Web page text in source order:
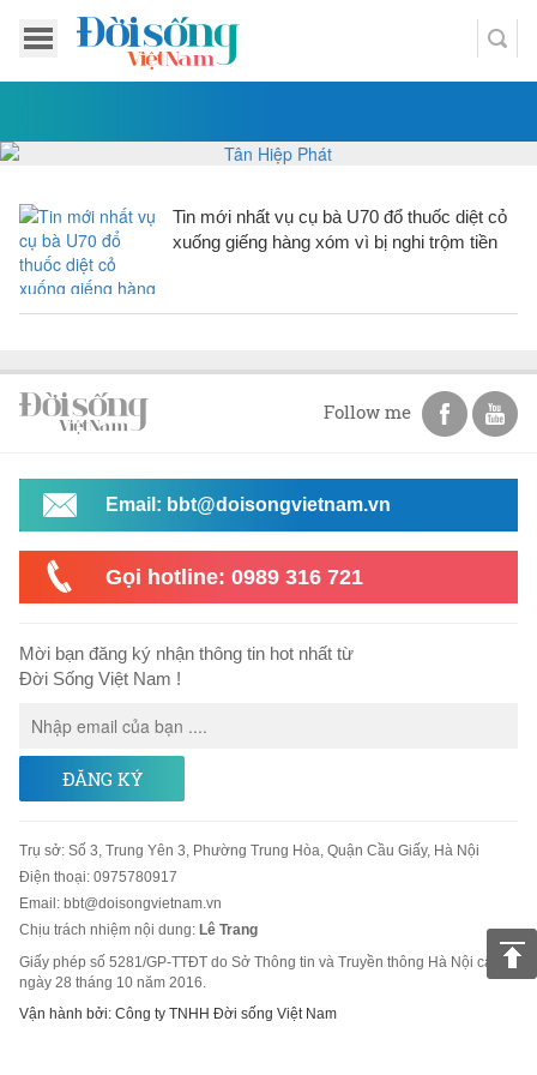
Tin mới nhất vụ cụ bà U70 đổ thuốc diệt cỏ
xuống giếng hàng xóm vì bị nghi trộm tiền
Follow me
Email: bbt@doisongvietnam.vn
Gọi hotline: 0989 316 721
Mời bạn đăng ký nhận thông tin hot nhất từ
Đời Sống Việt Nam !
ĐĂNG KÝ
Trụ sở: Số 3, Trung Yên 3, Phường Trung Hòa, Quận Cầu Giấy, Hà Nội
Điện thoại: 0975780917
Email : bbt@doisongvietnam.vn
Chịu trách nhiệm nội dung: Lê Trang
Giấy phép số 5281/GP-TTĐT do Sở Thông tin và Truyền thông Hà Nội cấp
ngày 28 tháng 10 năm 2016.
Vận hành bởi: Công ty TNHH Đời sống Việt Nam